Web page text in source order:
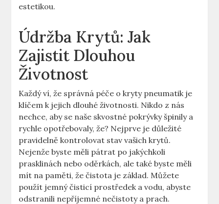
estetikou.
Údržba Krytů: Jak
Zajistit Dlouhou
Životnost
Každý ví, že správná péče o kryty pneumatik je
klíčem k jejich dlouhé životnosti. Nikdo z nás
nechce, aby se naše skvostné pokrývky špinily a
rychle opotřebovaly, že? Nejprve je důležité
pravidelně kontrolovat stav vašich krytů.
Nejenže byste měli pátrat po jakýchkoli
prasklinách nebo oděrkách, ale také byste měli
mít na paměti, že čistota je základ. Můžete
použít jemný čisticí prostředek a vodu, abyste
odstranili nepříjemné nečistoty a prach.